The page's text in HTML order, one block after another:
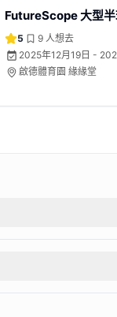
FutureScope 大型半
5 9 人想去
2025年12月19日 -
啟德體育園 緣緣堂